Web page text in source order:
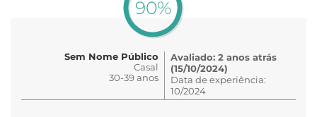
90%
Sem Nome Público
Casal
30-39 anos
Avaliado: 2 anos atrás
(15/10/2024)
Data de experiência:
10/2024